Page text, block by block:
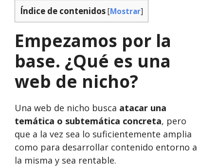
Índice de contenidos[Mostrar]
Empezamos por la
base. ¿Qué es una
web de nicho?
Una web de nicho busca atacar una
temática o subtemática concreta, pero
que a la vez sea lo suficientemente amplia
como para desarrollar contenido entorno a
la misma y sea rentable.